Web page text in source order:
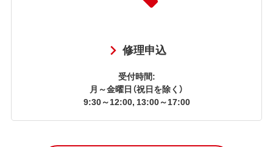
修理申込
受付時間:
月～金曜日（祝日を除く）
9:30～12:00, 13:00～17:00